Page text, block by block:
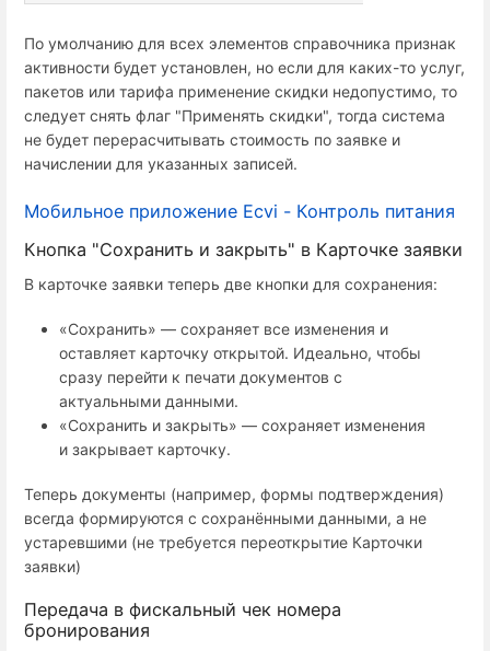
По умолчанию для всех элементов справочника признак
активности будет установлен, но если для каких-то услуг,
пакетов или тарифа применение скидки недопустимо, то
следует снять флаг "Применять скидки", тогда система
не будет перерасчитывать стоимость по заявке и
начислении для указанных записей.
Мобильное приложение Ecvi - Контроль питания
Кнопка "Сохранить и закрыть" в Карточке заявки
В карточке заявки теперь две кнопки для сохранения:
«Сохранить» — сохраняет все изменения и
оставляет карточку открытой. Идеально, чтобы
сразу перейти к печати документов с
актуальными данными.
«Сохранить и закрыть» — сохраняет изменения
и закрывает карточку.
Теперь документы (например, формы подтверждения)
всегда формируются с сохранёнными данными, а не
устаревшими (не требуется переоткрытие Карточки
заявки)
Передача в фискальный чек номера
бронирования